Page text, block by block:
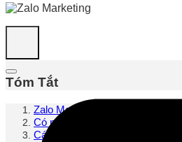
Tóm Tắt
Zalo Marketing là gì?
Có nên tiếp thị zalo Marketing
Các hình thức Zalo Marketing